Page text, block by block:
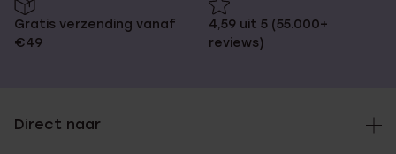
Gratis verzending vanaf
€49
4,59 uit 5 (55.000+
reviews)
Direct naar